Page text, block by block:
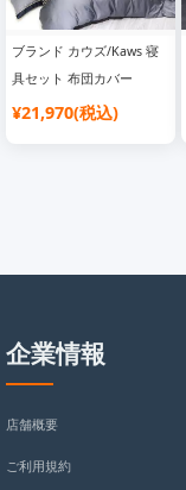
ブランド カウズ/Kaws 寝
具セット 布団カバー
¥21,970(税込)
企業情報
店舗概要
ご利用規約